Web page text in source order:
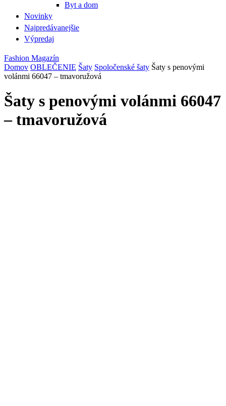
Byt a dom
Novinky
Najpredávanejšie
Výpredaj
Fashion Magazín
Domov OBLEČENIE Šaty Spoločenské šaty Šaty s penovými
volánmi 66047 – tmavoružová
Šaty s penovými volánmi 66047
– tmavoružová